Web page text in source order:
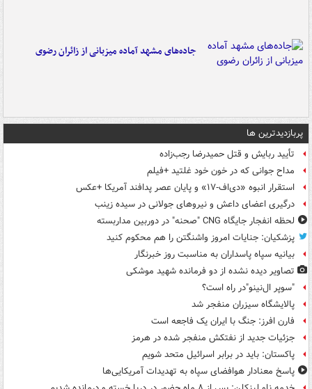
جاده‌های مشهد آماده میزبانی از زائران رضوی
پربازدیدترین ها
تأیید ربایش و قتل حمیدرضا رجب‌زاده
مداح جوانی که در خون خود غلتید +فیلم
استقرار انبوه «دی‌اف‑۱۷» و پایان عصر پدافند آمریکا +عکس
درگیری اعضای داعش و نیروهای جولانی در سیده زینب
لحظه انفجار جایگاه CNG "صحنه" در دوربین مداربسته
پزشکیان: جنایات امروز واشنگتن را هم محکوم کنید
بیانیه سپاه پاسداران به مناسبت روز خبرنگار
تصاویر دیده‌ نشده از دو فرمانده شهید موشکی
"سوپر ال‌نینو"در راه است؟
پالایشگاه سیزران منفجر شد
فارن افرز: جنگ با ایران یک فاجعه است
جزئیات جدید از نفتکش منفجر شده در هرمز
پاکستان: باید در برابر اسرائیل متحد شویم
پاسخ معنادار هوافضای سپاه به تهدیدات آمریکایی‌ها